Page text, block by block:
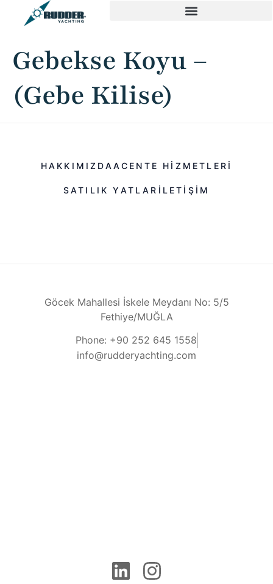
Gebekse Koyu –
(Gebe Kilise)
HAKKIMIZDA ACENTE HIZMETLERI
SATILIK YATLAR ILETIŞIM
Göcek Mahallesi İskele Meydanı No: 5/5
Fethiye/MUĞLA
Phone: +90 252 645 1558
info@rudderyachting.com